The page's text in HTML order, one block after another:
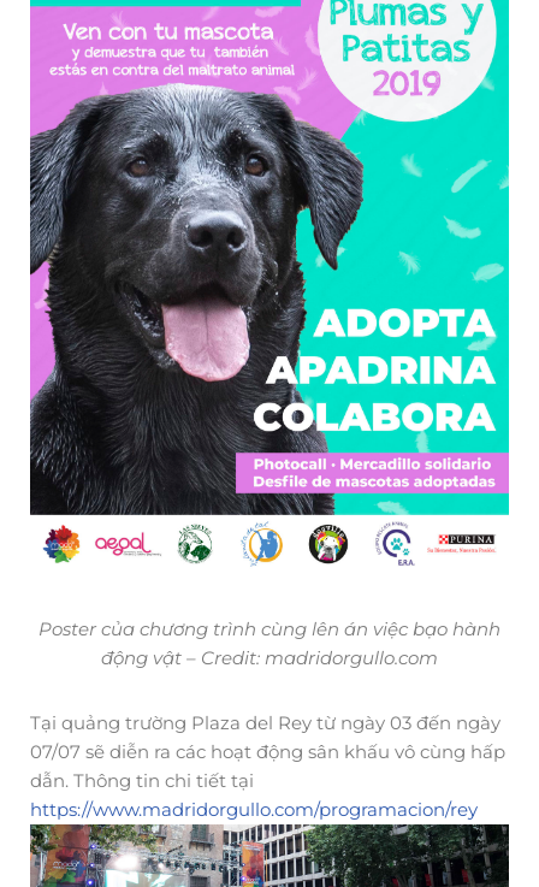
Poster của chương trình cùng lên án việc bạo hành
động vật – Credit: madridorgullo.com
Tại quảng trường Plaza del Rey từ ngày 03 đến ngày
07/07 sẽ diễn ra các hoạt động sân khấu vô cùng hấp
dẫn. Thông tin chi tiết tại
https://www.madridorgullo.com/programacion/rey